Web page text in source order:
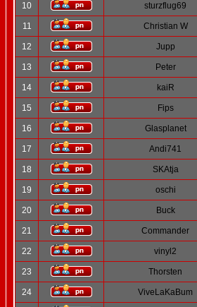
10 sturzflug69
11 Christian W
12 Jupp
13 Peter
14 kaiR
15 Fips
16 Glasplanet
17 Andi741
18 SKAtja
19 oschi
20 Buck
21 Commander
22 vinyl2
23 Thorsten
24 ViveLaKaBum